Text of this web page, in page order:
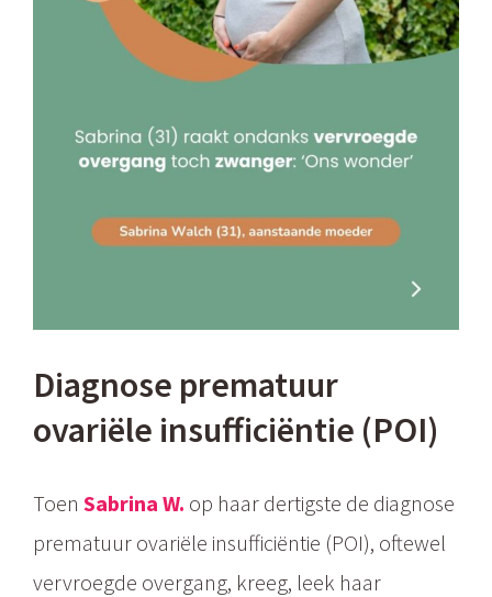
Diagnose prematuur
ovariële insufficiëntie (POI)
Toen Sabrina W. op haar dertigste de diagnose
prematuur ovariële insufficiëntie (POI), oftewel
vervroegde overgang, kreeg, leek haar